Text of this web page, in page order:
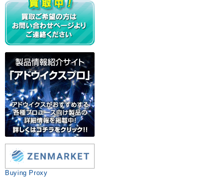
Buying Proxy